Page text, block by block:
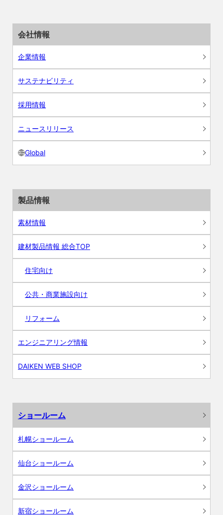
会社情報
企業情報
サステナビリティ
採用情報
ニュースリリース
Global
製品情報
素材情報
建材製品情報 総合TOP
住宅向け
公共・商業施設向け
リフォーム
エンジニアリング情報
DAIKEN WEB SHOP
ショールーム
札幌ショールーム
仙台ショールーム
金沢ショールーム
新宿ショールーム